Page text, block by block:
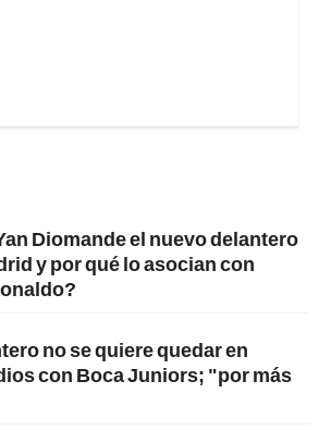
Diomande el nuevo delantero
y por qué lo asocian con
no se quiere quedar en
con Boca Juniors; "por más